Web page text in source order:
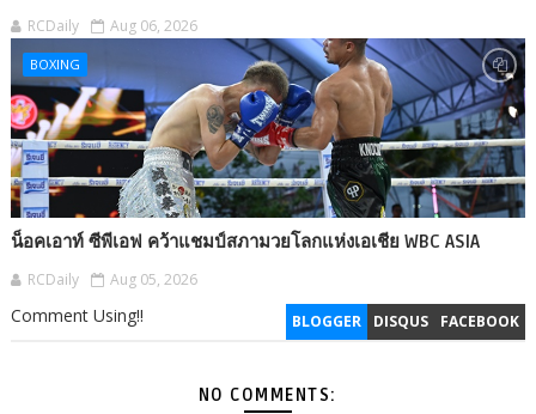
RCDaily Aug 06, 2026
BOXING
น็อคเอาท์ ซีพีเอฟ คว้าแชมป์สภามวยโลกแห่งเอเชีย WBC ASIA
RCDaily Aug 05, 2026
BLOGGER DISQUS FACEBOOK
Comment Using!!
NO COMMENTS: